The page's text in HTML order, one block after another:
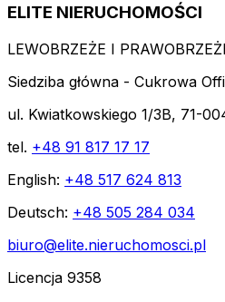
ELITE NIERUCHOMOŚCI
LEWOBRZEŻE I
Siedziba główna - Cukrowa
ul. Kwiatkowskiego 1/3B, 71-
tel. +48 91 817 17 17
English: +48 517 624 813
Deutsch: +48 505 284 034
biuro@elite.nieruchomosci.pl
Licencja 9358